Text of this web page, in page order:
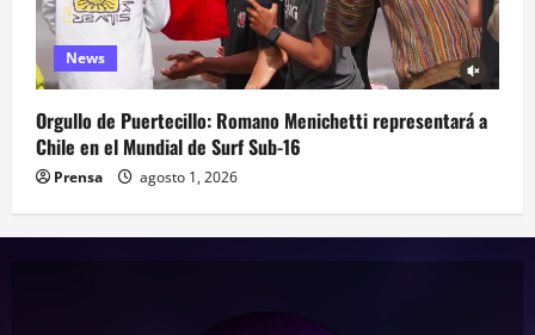
News
Orgullo de Puertecillo: Romano Menichetti representará a
Chile en el Mundial de Surf Sub-16
Prensa agosto 1, 2026